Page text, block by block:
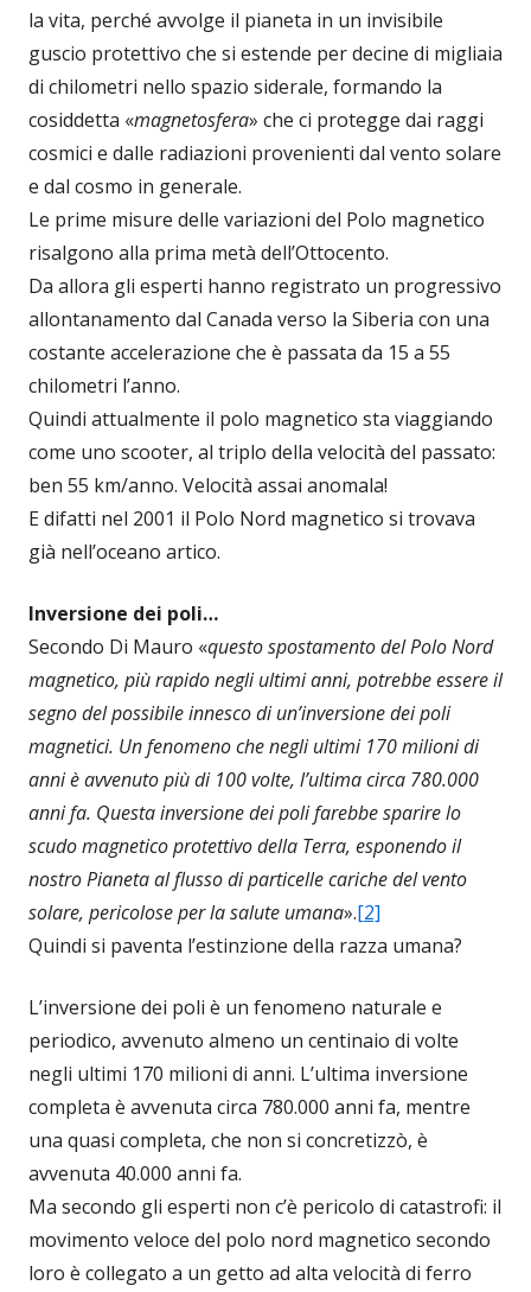
la vita, perché avvolge il pianeta in un invisibile
guscio protettivo che si estende per decine di migliaia
di chilometri nello spazio siderale, formando la
cosiddetta «magnetosfera» che ci protegge dai raggi
cosmici e dalle radiazioni provenienti dal vento solare
e dal cosmo in generale.
Le prime misure delle variazioni del Polo magnetico
risalgono alla prima metà dell’Ottocento.
Da allora gli esperti hanno registrato un progressivo
allontanamento dal Canada verso la Siberia con una
costante accelerazione che è passata da 15 a 55
chilometri l’anno.
Quindi attualmente il polo magnetico sta viaggiando
come uno scooter, al triplo della velocità del passato:
ben 55 km/anno. Velocità assai anomala!
E difatti nel 2001 il Polo Nord magnetico si trovava
già nell’oceano artico.
Inversione dei poli…
Secondo Di Mauro «questo spostamento del Polo Nord
magnetico, più rapido negli ultimi anni, potrebbe essere il
segno del possibile innesco di un’inversione dei poli
magnetici. Un fenomeno che negli ultimi 170 milioni di
anni è avvenuto più di 100 volte, l’ultima circa 780.000
anni fa. Questa inversione dei poli farebbe sparire lo
scudo magnetico protettivo della Terra, esponendo il
nostro Pianeta al flusso di particelle cariche del vento
solare, pericolose per la salute umana».[2]
Quindi si paventa l’estinzione della razza umana?
L’inversione dei poli è un fenomeno naturale e
periodico, avvenuto almeno un centinaio di volte
negli ultimi 170 milioni di anni. L’ultima inversione
completa è avvenuta circa 780.000 anni fa, mentre
una quasi completa, che non si concretizzò, è
avvenuta 40.000 anni fa.
Ma secondo gli esperti non c’è pericolo di catastrofi: il
movimento veloce del polo nord magnetico secondo
loro è collegato a un getto ad alta velocità di ferro